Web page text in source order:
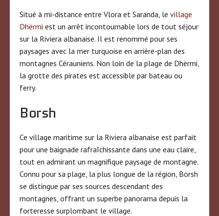
Situé à mi-distance entre Vlora et Saranda, le village
Dhërmi est un arrêt incontournable lors de tout séjour
sur la Riviera albanaise. Il est renommé pour ses
paysages avec la mer turquoise en arrière-plan des
montagnes Cérauniens. Non loin de la plage de Dhërmi,
la grotte des pirates est accessible par bateau ou
ferry.
Borsh
Ce village maritime sur la Riviera albanaise est parfait
pour une baignade rafraîchissante dans une eau claire,
tout en admirant un magnifique paysage de montagne.
Connu pour sa plage, la plus longue de la région, Borsh
se distingue par ses sources descendant des
montagnes, offrant un superbe panorama depuis la
forteresse surplombant le village.